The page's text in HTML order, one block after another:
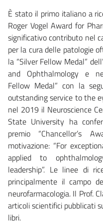
È stato il primo italiano a
Roger Vogel Award for
significativo contributo nel
per la cura delle patologie
la “Silver Fellow Medal”
and Ophthalmology e
Fellow Medal” con la
outstanding service to the
nel 2019 il Neuroscience
State University ha
premio “Chancellor’s
motivazione: “For
applied to
leadership”. Le linee di
principalmente il campo
neurofarmacologia. Il Prof.
articoli scientifici pubblicati
libri.